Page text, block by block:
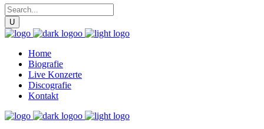
Home
Biografie
Live Konzerte
Discografie
Kontakt